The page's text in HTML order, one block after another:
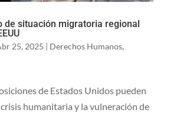
de situación migratoria regional
25, 2025 | Derechos Humanos,
de Estados Unidos pueden
humanitaria y la vulneración de